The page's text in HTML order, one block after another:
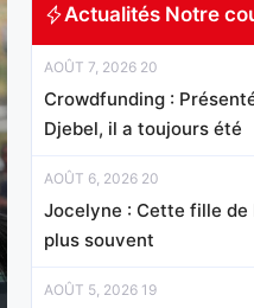
Actualités Notre
AOÛT 7, 2026 20
Crowdfunding :
Djebel, il a toujours été
AOÛT 6, 2026 20
Jocelyne : Cette fille de
plus souvent
AOÛT 5, 2026 19